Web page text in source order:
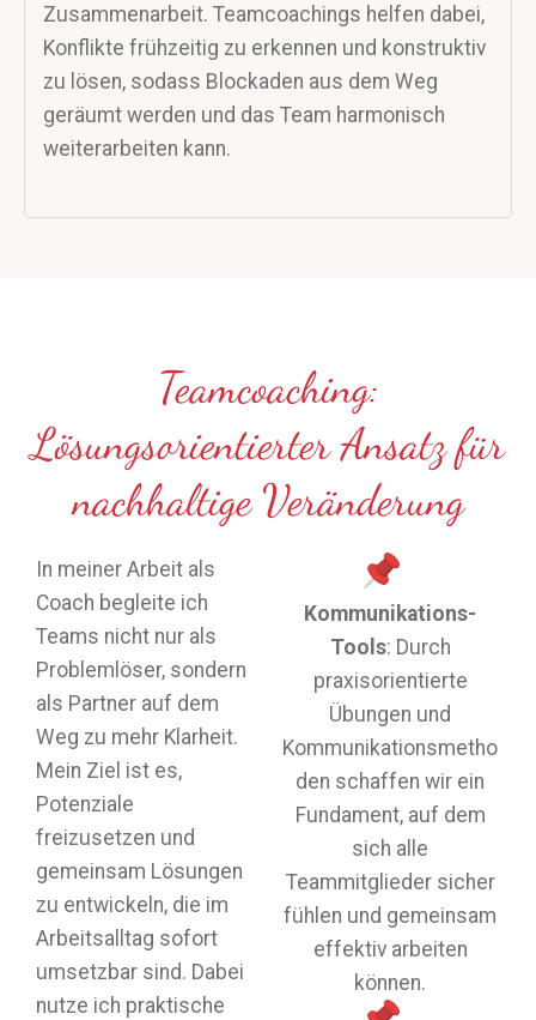
Zusammenarbeit. Teamcoachings helfen dabei,
Konflikte frühzeitig zu erkennen und konstruktiv
zu lösen, sodass Blockaden aus dem Weg
geräumt werden und das Team harmonisch
weiterarbeiten kann.
Teamcoaching:
Lösungsorientierter Ansatz für
nachhaltige Veränderung
In meiner Arbeit als
Coach begleite ich
Teams nicht nur als
Problemlöser, sondern
als Partner auf dem
Weg zu mehr Klarheit.
Mein Ziel ist es,
Potenziale
freizusetzen und
gemeinsam Lösungen
zu entwickeln, die im
Arbeitsalltag sofort
umsetzbar sind. Dabei
nutze ich praktische
Kommunikations-
Tools: Durch
praxisorientierte
Übungen und
Kommunikationsmetho
den schaffen wir ein
Fundament, auf dem
sich alle
Teammitglieder sicher
fühlen und gemeinsam
effektiv arbeiten
können.